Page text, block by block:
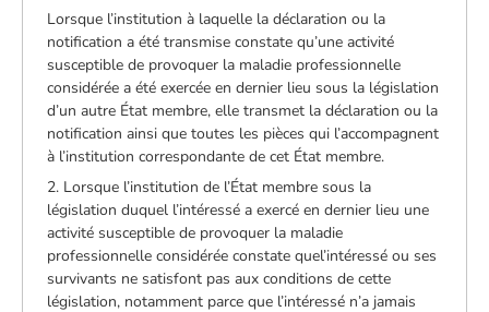
Lorsque l’institution à laquelle la déclaration ou la
notification a été transmise constate qu’une activité
susceptible de provoquer la maladie professionnelle
considérée a été exercée en dernier lieu sous la législation
d’un autre État membre, elle transmet la déclaration ou la
notification ainsi que toutes les pièces qui l’accompagnent
à l’institution correspondante de cet État membre.
2. Lorsque l’institution de l’État membre sous la
législation duquel l’intéressé a exercé en dernier lieu une
activité susceptible de provoquer la maladie
professionnelle considérée constate quel’intéressé ou ses
survivants ne satisfont pas aux conditions de cette
législation, notamment parce que l’intéressé n’a jamais